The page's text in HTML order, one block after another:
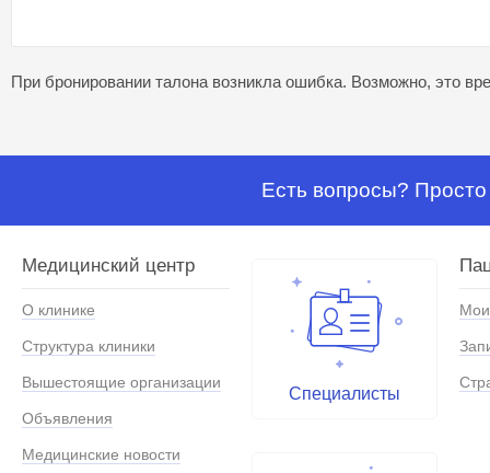
При бронировании талона возникла ошибка. Возможно, это
Есть вопросы?
Медицинский центр
О клинике
Структура клиники
Вышестоящие организации
Объявления
Медицинские новости
Специалисты